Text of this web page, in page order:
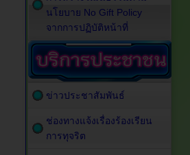
นโยบาย No Gift Policy
จากการปฏิบัติหน้าที่
ข่าวประชาสัมพันธ์
ช่องทางแจ้งเรื่องร้องเรียน
การทุจริต